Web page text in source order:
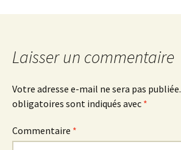
articles
Laisser un commentaire
Votre adresse e-mail ne sera pas publiée.
obligatoires sont indiqués avec *
Commentaire *